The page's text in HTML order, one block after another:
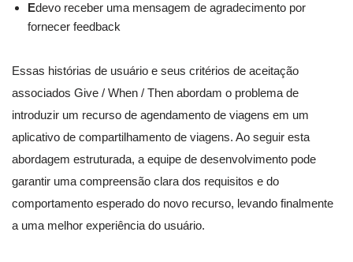
Edevo receber uma mensagem de agradecimento por
fornecer feedback
Essas histórias de usuário e seus critérios de aceitação
associados Give / When / Then abordam o problema de
introduzir um recurso de agendamento de viagens em um
aplicativo de compartilhamento de viagens. Ao seguir esta
abordagem estruturada, a equipe de desenvolvimento pode
garantir uma compreensão clara dos requisitos e do
comportamento esperado do novo recurso, levando finalmente
a uma melhor experiência do usuário.